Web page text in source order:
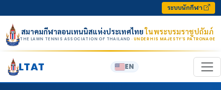
ระบบนักกีฬา
สมาคมกีฬาลอนเทนนิสแห่งประเทศไทยในพระบรมราชูปถัมภ์
THE LAWN TENNIS ASSOCIATION OF THAILAND · UNDER HIS MAJESTY’S PATRONAGE
LTAT EN